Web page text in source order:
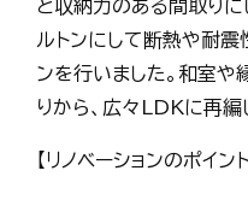
と収納力のある間取りに
ルトンにして断熱や耐震
ンを行いました。和室
りから、広々LDKに再編
【リノベーションのポイント